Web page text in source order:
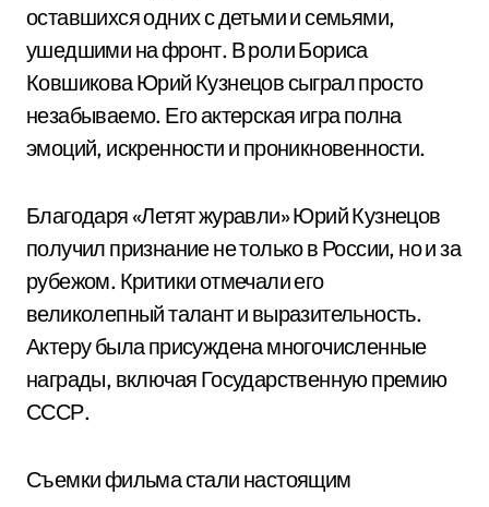
оставшихся одних с детьми и семьями,
ушедшими на фронт. В роли Бориса
Ковшикова Юрий Кузнецов сыграл просто
незабываемо. Его актерская игра полна
эмоций, искренности и проникновенности.
Благодаря «Летят журавли» Юрий Кузнецов
получил признание не только в России, но и за
рубежом. Критики отмечали его
великолепный талант и выразительность.
Актеру была присуждена многочисленные
награды, включая Государственную премию
СССР.
Съемки фильма стали настоящим